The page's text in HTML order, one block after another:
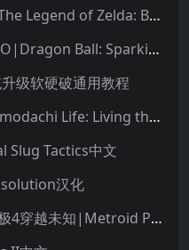
塞尔达传说：旷野之息|The Legend of Zelda: Breath of the Wild中文
七龙珠：电光炸裂！ZERO|Dragon Ball: Sparking! Zero中文
级软硬破通用教程
朋友收集：梦想生活|Tomodachi Life: Living the Dream中文
Slug Tactics中文
汉化
银河战士|密特罗德：究极4穿越未知|Metroid Prime 4: Beyond中文